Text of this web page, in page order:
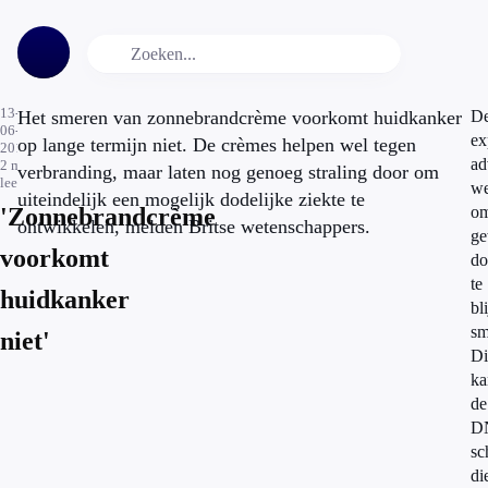
13-
06-
2014
2 min.
leestijd
'Zonnebrandcrème
voorkomt
huidkanker
niet'
Het smeren van zonnebrandcrème voorkomt huidkanker
op lange termijn niet. De crèmes helpen wel tegen
verbranding, maar laten nog genoeg straling door om
uiteindelijk een mogelijk dodelijke ziekte te
ontwikkelen, melden Britse wetenschappers.
te
de